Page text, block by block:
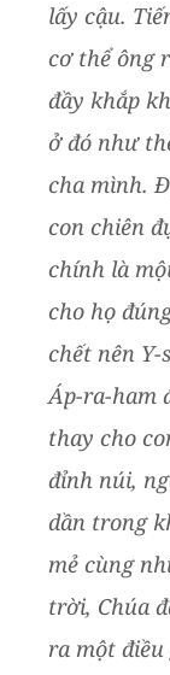
lấy cậu.
cơ thể ông
đầy khắp
ở đó như
cha mình.
con chiên
chính là
cho họ
chết nên Y-
Áp-ra-ham
thay cho
đỉnh núi,
dần trong
mẻ cùng
trời, Chúa
ra một điều